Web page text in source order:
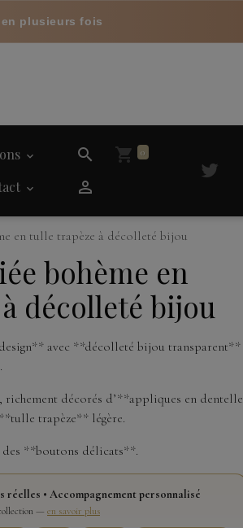
plusieurs fois
0
en tulle trapèze à décolleté bijou
bohème en
décolleté bijou
avec **décolleté bijou transparent**
décorés d’**appliques en dentelle
trapèze** légère.
**boutons délicats**.
réelles • Accompagnement personnalisé
— en savoir plus